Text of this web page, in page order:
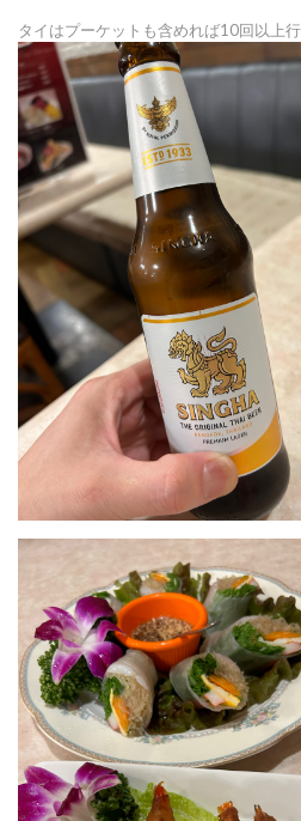
タイはプーケットも含めれば10回以上